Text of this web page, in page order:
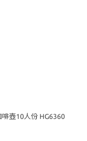
啡壺10人份 HG6360